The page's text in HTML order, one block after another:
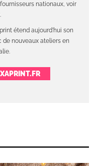
nationaux, voir
étend aujourd'hui son
de nouveaux ateliers en